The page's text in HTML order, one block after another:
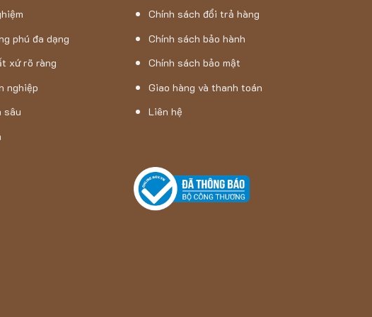
LONG
Từ Liêm,Hà Nội
phú đa dạng
xứ rõ ràng
nghiệp
sâu
Chính sách đổi trả hàng
Chính sách bảo hành
Chính sách bảo mật
Giao hàng và thanh toán
Liên hệ